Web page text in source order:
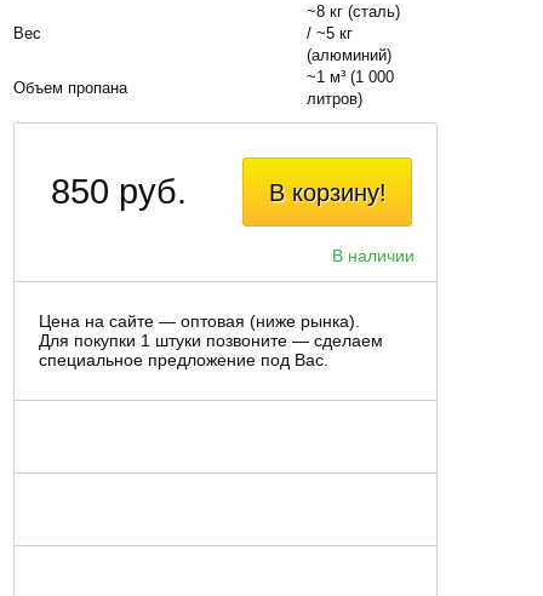
Вес
~8 кг (сталь)
/ ~5 кг
(алюминий)
Объем пропана
~1 м³ (1 000
литров)
В корзину!
В наличии
850 руб.
Цена на сайте — оптовая (ниже рынка).
Для покупки 1 штуки позвоните — сделаем
специальное предложение под Вас.